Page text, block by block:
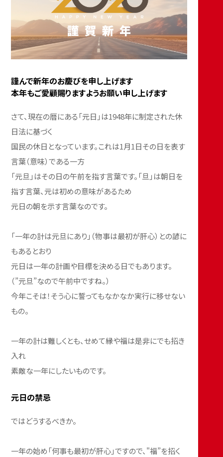
謹んで新年のお慶びを申し上げます
本年もご愛顧賜りますようお願い申し上げます
さて、現在の暦にある「元日」は1948年に制定された休
日法に基づく
国民の休日となっています。これは1月1日その日を表す
言葉（意味）である一方
「元旦」はその日の午前を指す言葉です。「旦」は朝日を
指す言葉、元は初めの意味があるため
元日の朝を示す言葉なのです。
「一年の計は元旦にあり」（物事は最初が肝心）との諺に
もあるとおり
元日は一年の計画や目標を決める日でもあります。
（”元旦”なので午前中ですね。）
今年こそは！そう心に誓ってもなかなか実行に移せない
もの。
一年の計は難しくとも、せめて縁や福は是非にでも招き
入れ
素敵な一年にしたいものです。
元日の禁忌
ではどうするべきか。
一年の始め「何事も最初が肝心」ですので、"福”を招く